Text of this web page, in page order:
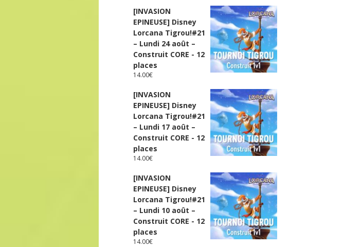
[INVASION
EPINEUSE] Disney
Lorcana Tigrou!#21
– Lundi 24 août –
Construit CORE - 12
places
14.00€
[INVASION
EPINEUSE] Disney
Lorcana Tigrou!#21
– Lundi 17 août –
Construit CORE - 12
places
14.00€
[INVASION
EPINEUSE] Disney
Lorcana Tigrou!#21
– Lundi 10 août –
Construit CORE - 12
places
14.00€